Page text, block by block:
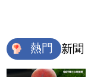
熱門 新聞